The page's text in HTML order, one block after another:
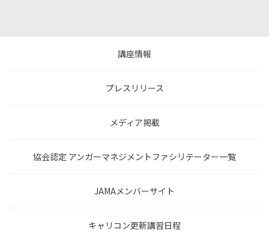
講座情報
プレスリリース
メディア掲載
協会認定 アンガーマネジメントファシリテーター一覧
JAMAメンバーサイト
キャリコン更新講習日程